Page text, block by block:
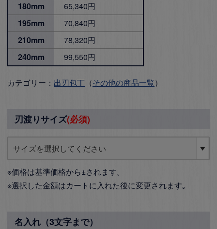
180mm
65,340円
195mm
70,840円
210mm
78,320円
240mm
99,550円
カテゴリー： 出刃包丁 （その他の商品一覧）
刃渡りサイズ(必須)
※価格は基準価格から±されます。
※選択した金額はカートに入れた後に変更されます｡
名入れ（3文字まで）